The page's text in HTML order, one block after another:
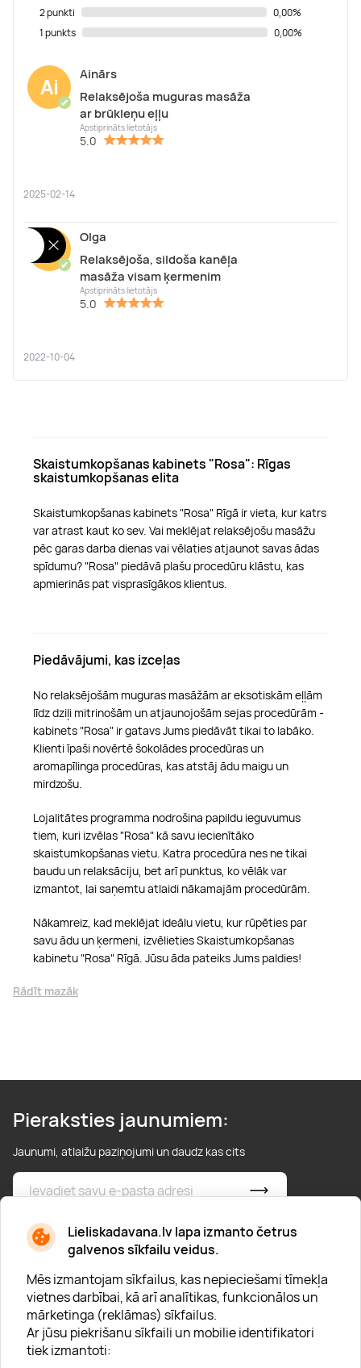
Lieliskadavana.lv lapa izmanto četrus
galvenos sīkfailu veidus.
Mēs izmantojam sīkfailus, kas nepieciešami tīmekļa
vietnes darbībai, kā arī analītikas, funkcionālos un
mārketinga (reklāmas) sīkfailus.
Ar jūsu piekrišanu sīkfaili un mobilie identifikatori
tiek izmantoti:
2 punkti
0,00%
1 punkts
0,00%
Ai
✔
Ainārs
Relaksējoša muguras masāža
ar brūkleņu eļļu
Apstiprināts lietotājs
5.0
2025-02-14
Ol
✔
Olga
Relaksējoša, sildoša kanēļa
masāža visam ķermenim
Apstiprināts lietotājs
5.0
2022-10-04
Skaistumkopšanas kabinets "Rosa": Rīgas
skaistumkopšanas elita
Skaistumkopšanas kabinets "Rosa" Rīgā ir vieta, kur katrs
var atrast kaut ko sev. Vai meklējat relaksējošu masāžu
pēc garas darba dienas vai vēlaties atjaunot savas ādas
spīdumu? "Rosa" piedāvā plašu procedūru klāstu, kas
apmierinās pat visprasīgākos klientus.
Piedāvājumi, kas izceļas
No relaksējošām muguras masāžām ar eksotiskām eļļām
līdz dziļi mitrinošām un atjaunojošām sejas procedūrām -
kabinets "Rosa" ir gatavs Jums piedāvāt tikai to labāko.
Klienti īpaši novērtē šokolādes procedūras un
aromapīlinga procedūras, kas atstāj ādu maigu un
mirdzošu.
Lojalitātes programma nodrošina papildu ieguvumus
tiem, kuri izvēlas "Rosa" kā savu iecienītāko
skaistumkopšanas vietu. Katra procedūra nes ne tikai
baudu un relaksāciju, bet arī punktus, ko vēlāk var
izmantot, lai saņemtu atlaidi nākamajām procedūrām.
Nākamreiz, kad meklējat ideālu vietu, kur rūpēties par
savu ādu un ķermeni, izvēlieties Skaistumkopšanas
kabinetu "Rosa" Rīgā. Jūsu āda pateiks Jums paldies!
Rādīt mazāk
Pieraksties jaunumiem:
Jaunumi, atlaižu paziņojumi un daudz kas cits
* Esmu iepazinies/usies ar privātuma politiku
Par "Lieliska dāvana"